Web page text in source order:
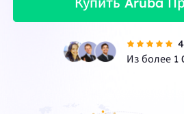
Из более 1